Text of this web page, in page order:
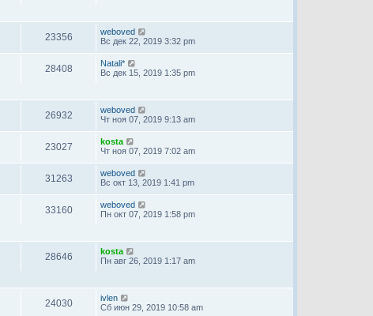
23356
weboved
Вс дек 22, 2019 3:32 pm
28408
Natali*
Вс дек 15, 2019 1:35 pm
26932
weboved
Чт ноя 07, 2019 9:13 am
23027
kosta
Чт ноя 07, 2019 7:02 am
31263
weboved
Вс окт 13, 2019 1:41 pm
33160
weboved
Пн окт 07, 2019 1:58 pm
28646
kosta
Пн авг 26, 2019 1:17 am
24030
ivlen
Сб июн 29, 2019 10:58 am